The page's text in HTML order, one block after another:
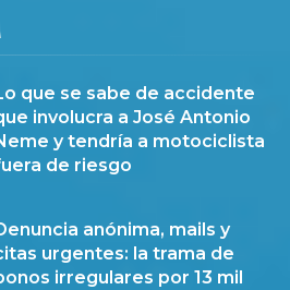
que se sabe de accidente
involucra a José Antonio
y tendría a motociclista
de riesgo
anónima, mails y
urgentes: la trama de
irregulares por 13 mil